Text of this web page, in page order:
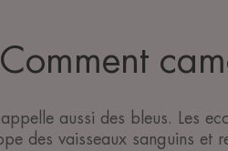
Comment
aussi des bleus. Les
des vaisseaux sanguins et